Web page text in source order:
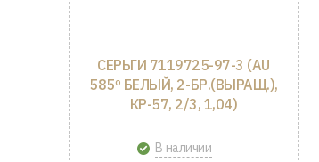
СЕРЬГИ 7119725-97-3 (AU
585º БЕЛЫЙ, 2-БР.(ВЫРАЩ.),
КР-57, 2/3, 1,04)
В наличии